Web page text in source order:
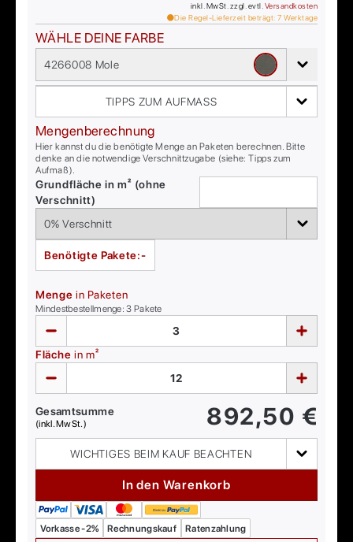
inkl. MwSt. zzgl. evtl. Versandkosten
Die Regel-Lieferzeit beträgt: 7 Werktage
WÄHLE DEINE FARBE
4266008 Mole
TIPPS ZUM AUFMASS
Mengenberechnung
Hier kannst du die benötigte Menge an Paketen berechnen. Bitte
denke an die notwendige Verschnittzugabe (siehe: Tipps zum
Aufmaß).
Grundfläche in m² (ohne
Verschnitt)
Benötigte Pakete:-
Menge in Paketen
Mindestbestellmenge:3 Pakete
Fläche in m²
Gesamtsumme
(inkl. MwSt.) 892,50 €
WICHTIGES BEIM KAUF BEACHTEN
In den Warenkorb
Vorkasse -2% Rechnungskauf Ratenzahlung